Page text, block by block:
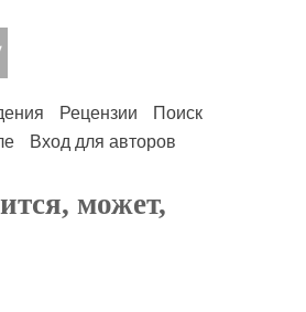
Рецензии
Поиск
Вход для авторов
может,